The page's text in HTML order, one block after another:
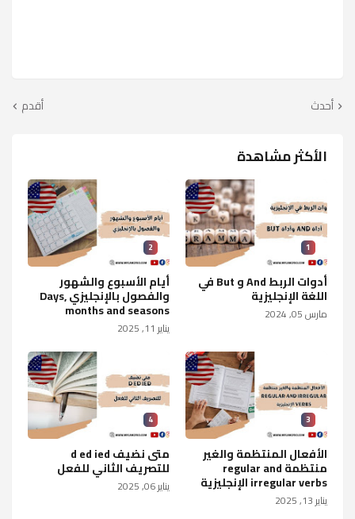
أحدث أقدم
الأكثر مشاهدة
1
أدوات الربط And و But في
اللغة الإنجليزية
مارس 05, 2024
2
أيام الأسبوع والشهور
والفصول بالإنجليزي Days,
months and seasons
يناير 11, 2025
3
الأفعال المنتظمة والغير
منتظمة regular and
irregular verbs الإنجليزية
يناير 13, 2025
4
متى نضيف d ed ied
للتصريف الثاني للفعل
يناير 06, 2025